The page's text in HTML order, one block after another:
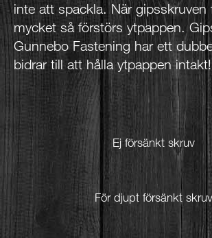
inte att spackla. När gipsskruven
mycket så förstörs ytpappen.
Gunnebo Fastening har ett
bidrar till att hålla ytpappen intakt!
Ej försänkt skruv
För djupt försänkt skruv